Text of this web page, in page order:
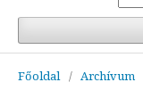
Főoldal / Archívum